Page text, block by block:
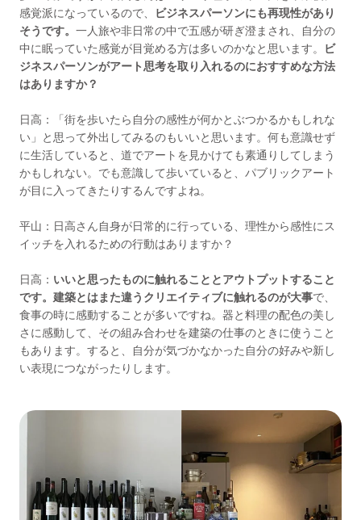
感覚派になっているので、 ビジネスパーソンにも再現性があり
そうです。 一人旅や非日常の中で五感が研ぎ澄まされ、自分の
中に眠っていた感覚が目覚める方は多いのかなと思います。 ビ
ジネスパーソンがアート思考を取り入れるのにおすすめな方法
はありますか？
日高：「街を歩いたら自分の感性が何かとぶつかるかもしれな
い」と思って外出してみるのもいいと思います。何も意識せず
に生活していると、道でアートを見かけても素通りしてしまう
かもしれない。でも意識して歩いていると、パブリックアート
が目に入ってきたりするんですよね。
平山：日高さん自身が日常的に行っている、理性から感性にス
イッチを入れるための行動はありますか？
日高： いいと思ったものに触れることとアウトプットすること
です。建築とはまた違うクリエイティブに触れるのが大事で、
食事の時に感動することが多いですね。器と料理の配色の美し
さに感動して、その組み合わせを建築の仕事のときに使うこと
もあります。すると、自分が気づかなかった自分の好みや新し
い表現につながったりします。